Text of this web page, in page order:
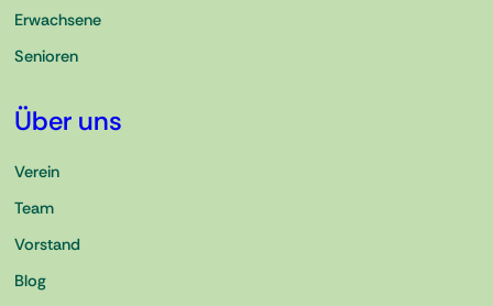
Erwachsene
Senioren
Über uns
Verein
Team
Vorstand
Blog